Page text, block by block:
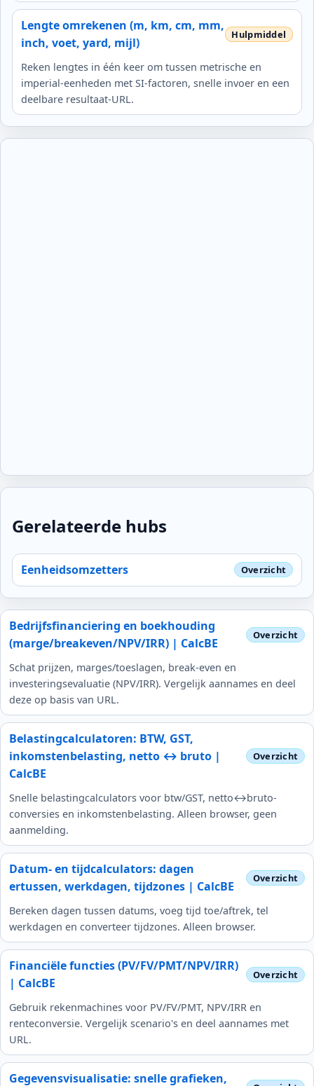
Lengte omrekenen (m, km, cm, mm,
inch, voet, yard, mijl)
Reken lengtes in één keer om tussen metrische en
imperial‑eenheden met SI‑factoren, snelle invoer en een
deelbare resultaat‑URL.
Gerelateerde hubs
Eenheidsomzetters
Bedrijfsfinanciering en boekhouding
(marge/breakeven/NPV/IRR) | CalcBE
Schat prijzen, marges/toeslagen, break-even en
investeringsevaluatie (NPV/IRR). Vergelijk aannames en deel
deze op basis van URL.
Belastingcalculatoren: BTW, GST,
inkomstenbelasting, netto ↔ bruto |
CalcBE
Snelle belastingcalculators voor btw/GST, netto↔bruto-
conversies en inkomstenbelasting. Alleen browser, geen
aanmelding.
Datum- en tijdcalculators: dagen
ertussen, werkdagen, tijdzones | CalcBE
Bereken dagen tussen datums, voeg tijd toe/aftrek, tel
werkdagen en converteer tijdzones. Alleen browser.
Financiële functies (PV/FV/PMT/NPV/IRR)
| CalcBE
Gebruik rekenmachines voor PV/FV/PMT, NPV/IRR en
renteconversie. Vergelijk scenario's en deel aannames met
URL.
Gegevensvisualisatie: snelle grafieken,